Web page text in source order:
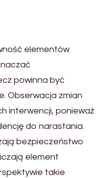
elementów
powinna być
Obserwacja zmian
interwencji, ponieważ
do narastania.
bezpieczeństwo
element
takie